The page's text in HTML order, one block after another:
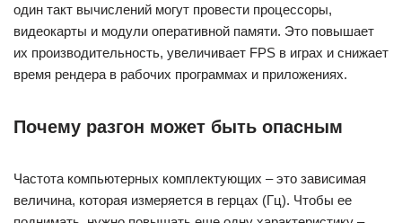
один такт вычислений могут провести процессоры,
видеокарты и модули оперативной памяти. Это повышает
их производительность, увеличивает FPS в играх и снижает
время рендера в рабочих программах и приложениях.
Почему разгон может быть опасным
Частота компьютерных комплектующих – это зависимая
величина, которая измеряется в герцах (Гц). Чтобы ее